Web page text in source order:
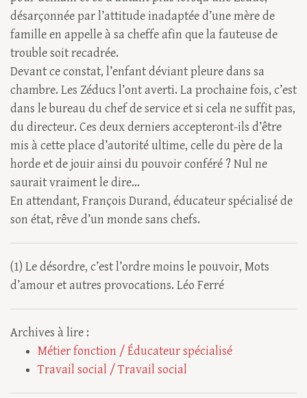
désarçonnée par l’attitude inadaptée d’une mère de
famille en appelle à sa cheffe afin que la fauteuse de
trouble soit recadrée.
Devant ce constat, l’enfant déviant pleure dans sa
chambre. Les Zéducs l’ont averti. La prochaine fois, c’est
dans le bureau du chef de service et si cela ne suffit pas,
du directeur. Ces deux derniers accepteront-ils d’être
mis à cette place d’autorité ultime, celle du père de la
horde et de jouir ainsi du pouvoir conféré ? Nul ne
saurait vraiment le dire…
En attendant, François Durand, éducateur spécialisé de
son état, rêve d’un monde sans chefs.
(1) Le désordre, c’est l’ordre moins le pouvoir, Mots
d’amour et autres provocations. Léo Ferré
Archives à lire :
Métier fonction / Éducateur spécialisé
Travail social / Travail social